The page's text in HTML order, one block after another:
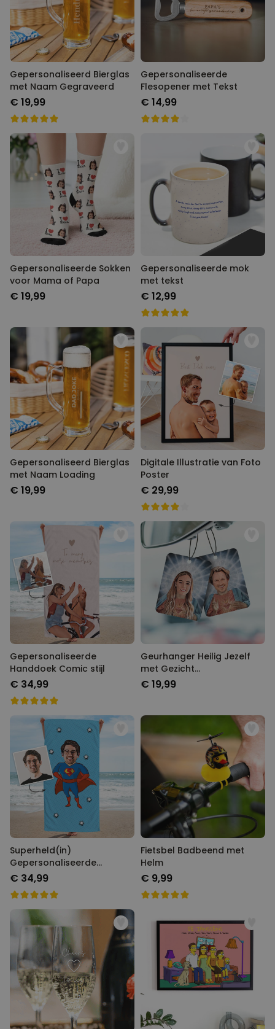
Gepersonaliseerd Bierglas
met Naam Gegraveerd
€ 19,99
Gepersonaliseerde
Flesopener met Tekst
€ 14,99
Gepersonaliseerde Sokken
voor Mama of Papa
€ 19,99
Gepersonaliseerde mok
met tekst
€ 12,99
Gepersonaliseerd Bierglas
met Naam Loading
€ 19,99
Digitale Illustratie van Foto
Poster
€ 29,99
Gepersonaliseerde
Handdoek Comic stijl
€ 34,99
Geurhanger Heilig Jezelf
met Gezicht
Gepersonaliseerd set van 2
€ 19,99
Superheld(in)
Gepersonaliseerde
Handdoek met Gezicht als
Comic
€ 34,99
Fietsbel Badbeend met
Helm
€ 9,99